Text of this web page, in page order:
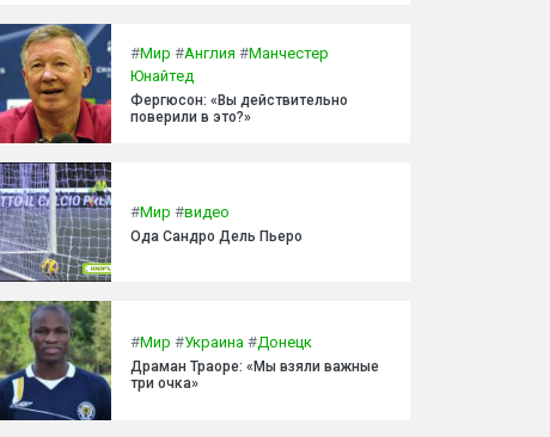
#Мир #Англия #Манчестер
Юнайтед
Фергюсон: «Вы действительно
поверили в это?»
#Мир #видео
Ода Сандро Дель Пьеро
#Мир #Украина #Донецк
Драман Траоре: «Мы взяли важные
три очка»